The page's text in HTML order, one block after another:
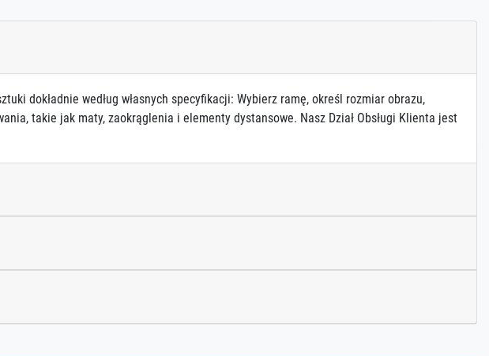
dokładnie według własnych specyfikacji: Wybierz ramę, określ rozmiar obrazu,
takie jak maty, zaokrąglenia i elementy dystansowe. Nasz Dział Obsługi Klienta jest